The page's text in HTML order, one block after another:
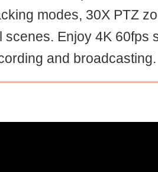
modes, 30X PTZ
scenes. Enjoy 4K 60fps
and broadcasting.